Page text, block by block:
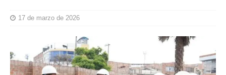
17 de marzo de 2026